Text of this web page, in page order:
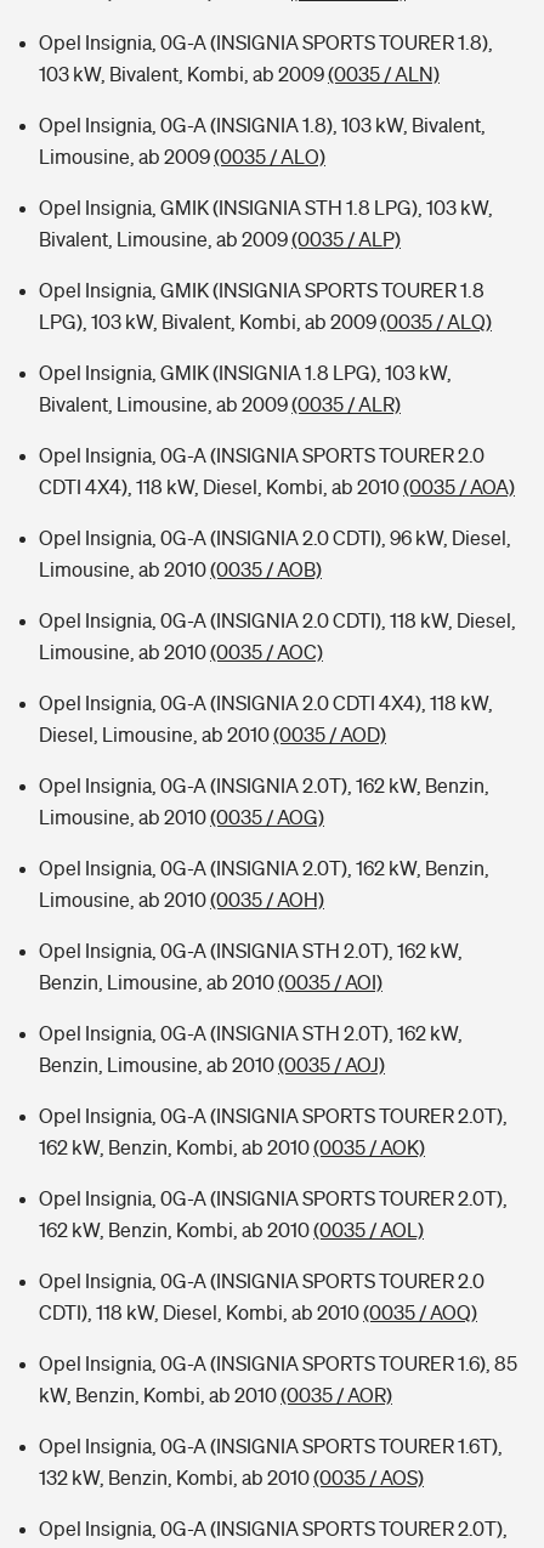
Opel Insignia, 0G-A (INSIGNIA SPORTS TOURER 1.8),
103 kW, Bivalent, Kombi, ab 2009(0035 / ALN)
Opel Insignia, 0G-A (INSIGNIA 1.8), 103 kW, Bivalent,
Limousine, ab 2009(0035 / ALO)
Opel Insignia, GMIK (INSIGNIA STH 1.8 LPG), 103 kW,
Bivalent, Limousine, ab 2009(0035 / ALP)
Opel Insignia, GMIK (INSIGNIA SPORTS TOURER 1.8
LPG), 103 kW, Bivalent, Kombi, ab 2009(0035 / ALQ)
Opel Insignia, GMIK (INSIGNIA 1.8 LPG), 103 kW,
Bivalent, Limousine, ab 2009(0035 / ALR)
Opel Insignia, 0G-A (INSIGNIA SPORTS TOURER 2.0
CDTI 4X4), 118 kW, Diesel, Kombi, ab 2010(0035 / AOA)
Opel Insignia, 0G-A (INSIGNIA 2.0 CDTI), 96 kW, Diesel,
Limousine, ab 2010(0035 / AOB)
Opel Insignia, 0G-A (INSIGNIA 2.0 CDTI), 118 kW, Diesel,
Limousine, ab 2010(0035 / AOC)
Opel Insignia, 0G-A (INSIGNIA 2.0 CDTI 4X4), 118 kW,
Diesel, Limousine, ab 2010(0035 / AOD)
Opel Insignia, 0G-A (INSIGNIA 2.0T), 162 kW, Benzin,
Limousine, ab 2010(0035 / AOG)
Opel Insignia, 0G-A (INSIGNIA 2.0T), 162 kW, Benzin,
Limousine, ab 2010(0035 / AOH)
Opel Insignia, 0G-A (INSIGNIA STH 2.0T), 162 kW,
Benzin, Limousine, ab 2010(0035 / AOI)
Opel Insignia, 0G-A (INSIGNIA STH 2.0T), 162 kW,
Benzin, Limousine, ab 2010(0035 / AOJ)
Opel Insignia, 0G-A (INSIGNIA SPORTS TOURER 2.0T),
162 kW, Benzin, Kombi, ab 2010(0035 / AOK)
Opel Insignia, 0G-A (INSIGNIA SPORTS TOURER 2.0T),
162 kW, Benzin, Kombi, ab 2010(0035 / AOL)
Opel Insignia, 0G-A (INSIGNIA SPORTS TOURER 2.0
CDTI), 118 kW, Diesel, Kombi, ab 2010(0035 / AOQ)
Opel Insignia, 0G-A (INSIGNIA SPORTS TOURER 1.6), 85
kW, Benzin, Kombi, ab 2010(0035 / AOR)
Opel Insignia, 0G-A (INSIGNIA SPORTS TOURER 1.6T),
132 kW, Benzin, Kombi, ab 2010(0035 / AOS)
Opel Insignia, 0G-A (INSIGNIA SPORTS TOURER 2.0T),